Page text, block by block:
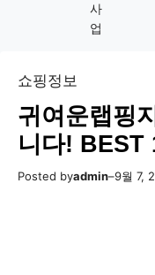
사
업
쇼핑정보
귀여운랩핑
니다! BEST
Posted byadmin–9월 7,